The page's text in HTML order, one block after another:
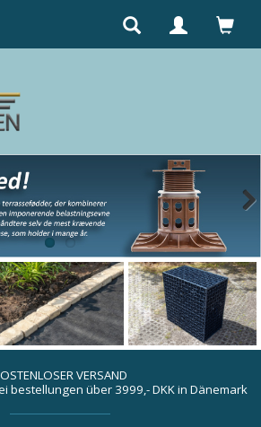
VERSAND
bestellungen über 3999,- DKK in Dänemark